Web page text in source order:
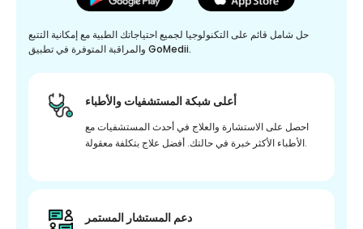
حل شامل قائم على التكنولوجيا لجميع احتياجاتك الطبية مع إمكانية التتبع
والمراقبة المتوفرة في تطبيق GoMedii.
أعلى شبكة المستشفيات والأطباء
احصل على الاستشارة والعلاج في أحدث المستشفيات مع
الأطباء الأكثر خبرة في حالتك. أفضل علاج بتكلفة معقولة.
دعم المستشار المستمر